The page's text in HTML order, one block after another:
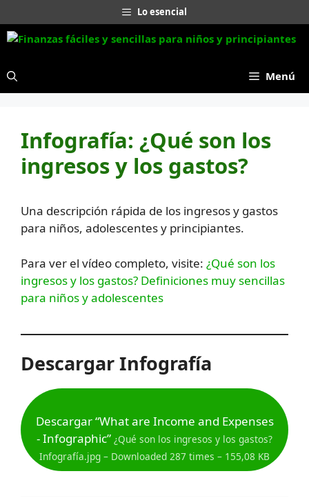
al
contenido
Lo esencial
Menú
Infografía: ¿Qué son los
ingresos y los gastos?
Una descripción rápida de los ingresos y gastos
para niños, adolescentes y principiantes.
Para ver el vídeo completo, visite: ¿Qué son los
ingresos y los gastos? Definiciones muy sencillas
para niños y adolescentes
DescargarInfografía
Descargar “What are Income and Expenses
- Infographic” ¿Qué son los ingresos y los gastos?
Infografía.jpg – Downloaded 287 times – 155,08 KB